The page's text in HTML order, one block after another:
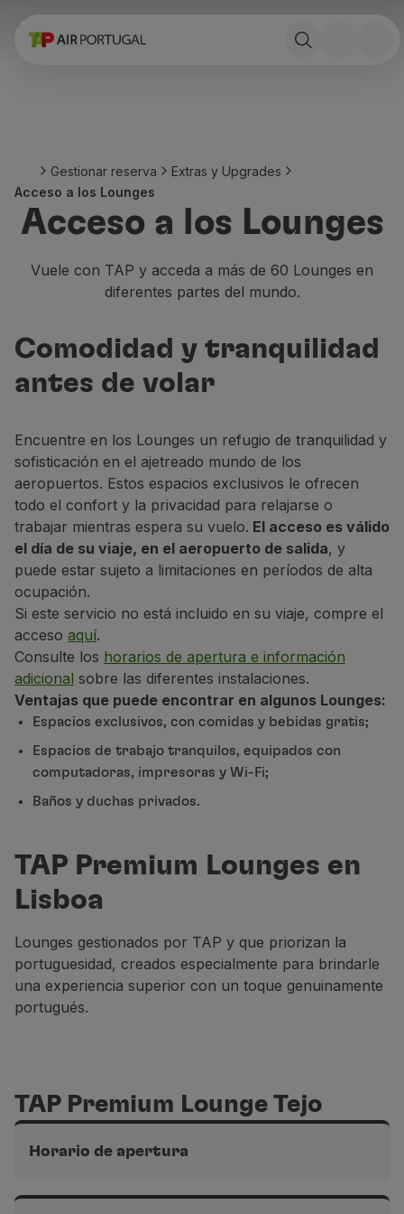
Reservar
Stopover
Información de viaje
Equipaje
Viajar con animales
Bebes y niños
A bordo
Volar en Business
Volar en Economy Prime
Comidas a bordo
Entretenimiento
Wi-Fi
Gestionar reserva
Gestión de Reservas
Extras y Upgrades
Factura online
TAP Vouchers
Extras
Alquilar un coche
Alojamiento
Check-in
Información de Check-in
TAP Miles&Go
Programa TAP Miles&Go
Conozca el Programa
Utilice millas
Club TAP Miles&Go
Promociones y Ofertas
Centro de ayuda
Solicitudes y reclamaciones
Contactos
Información útil
Reembolsos
Gestionar reserva
Extras y Upgrades
Acceso a los Lounges
Acceso a los Lounges
Vuele con TAP y acceda a más de 60 Lounges en
diferentes partes del mundo.
Comodidad y tranquilidad
antes de volar
Encuentre en los Lounges un refugio de tranquilidad y
sofisticación en el ajetreado mundo de los
aeropuertos. Estos espacios exclusivos le ofrecen
todo el confort y la privacidad para relajarse o
trabajar mientras espera su vuelo. El acceso es válido
el día de su viaje, en el aeropuerto de salida, y
puede estar sujeto a limitaciones en períodos de alta
ocupación.
Si este servicio no está incluido en su viaje, compre el
acceso aquí.
Consulte los horarios de apertura e información
adicional sobre las diferentes instalaciones.
Ventajas que puede encontrar en algunos Lounges:
Espacios exclusivos, con comidas y bebidas gratis;
Espacios de trabajo tranquilos, equipados con
computadoras, impresoras y Wi-Fi;
Baños y duchas privados.
TAP Premium Lounges en
Lisboa
Lounges gestionados por TAP y que priorizan la
portuguesidad, creados especialmente para brindarle
una experiencia superior con un toque genuinamente
portugués.
TAP Premium Lounge Tejo
Horario de apertura